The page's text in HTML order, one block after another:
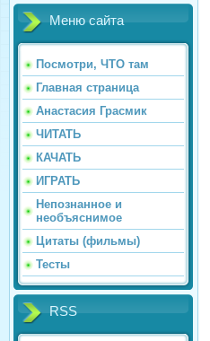
Меню сайта
Посмотри, ЧТО там
Главная страница
Анастасия Грасмик
ЧИТАТЬ
КАЧАТЬ
ИГРАТЬ
Непознанное и
необъяснимое
Цитаты (фильмы)
Тесты
RSS